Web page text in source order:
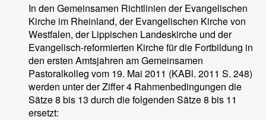
In den Gemeinsamen Richtlinien der Evangelischen
Kirche im Rheinland, der Evangelischen Kirche von
Westfalen, der Lippischen Landeskirche und der
Evangelisch-reformierten Kirche für die Fortbildung in
den ersten Amtsjahren am Gemeinsamen
Pastoralkolleg vom 19. Mai 2011 (KABl. 2011 S. 248)
werden unter der Ziffer 4 Rahmenbedingungen die
Sätze 8 bis 13 durch die folgenden Sätze 8 bis 11
ersetzt: